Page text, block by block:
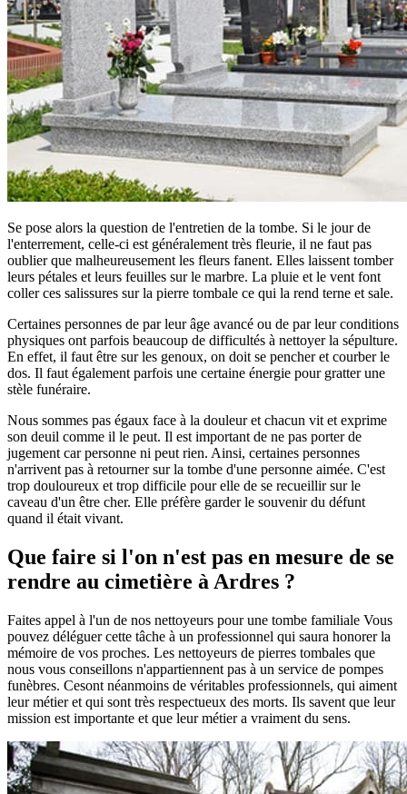
Se pose alors la question de l'entretien de la tombe. Si le jour de
l'enterrement, celle-ci est généralement très fleurie, il ne faut pas
oublier que malheureusement les fleurs fanent. Elles laissent tomber
leurs pétales et leurs feuilles sur le marbre. La pluie et le vent font
coller ces salissures sur la pierre tombale ce qui la rend terne et sale.
Certaines personnes de par leur âge avancé ou de par leur conditions
physiques ont parfois beaucoup de difficultés à nettoyer la sépulture.
En effet, il faut être sur les genoux, on doit se pencher et courber le
dos. Il faut également parfois une certaine énergie pour gratter une
stèle funéraire.
Nous sommes pas égaux face à la douleur et chacun vit et exprime
son deuil comme il le peut. Il est important de ne pas porter de
jugement car personne ni peut rien. Ainsi, certaines personnes
n'arrivent pas à retourner sur la tombe d'une personne aimée. C'est
trop douloureux et trop difficile pour elle de se recueillir sur le
caveau d'un être cher. Elle préfère garder le souvenir du défunt
quand il était vivant.
Que faire si l'on n'est pas en mesure de se
rendre au cimetière à Ardres ?
Faites appel à l'un de nos nettoyeurs pour une tombe familiale Vous
pouvez déléguer cette tâche à un professionnel qui saura honorer la
mémoire de vos proches. Les nettoyeurs de pierres tombales que
nous vous conseillons n'appartiennent pas à un service de pompes
funèbres. Cesont néanmoins de véritables professionnels, qui aiment
leur métier et qui sont très respectueux des morts. Ils savent que leur
mission est importante et que leur métier a vraiment du sens.